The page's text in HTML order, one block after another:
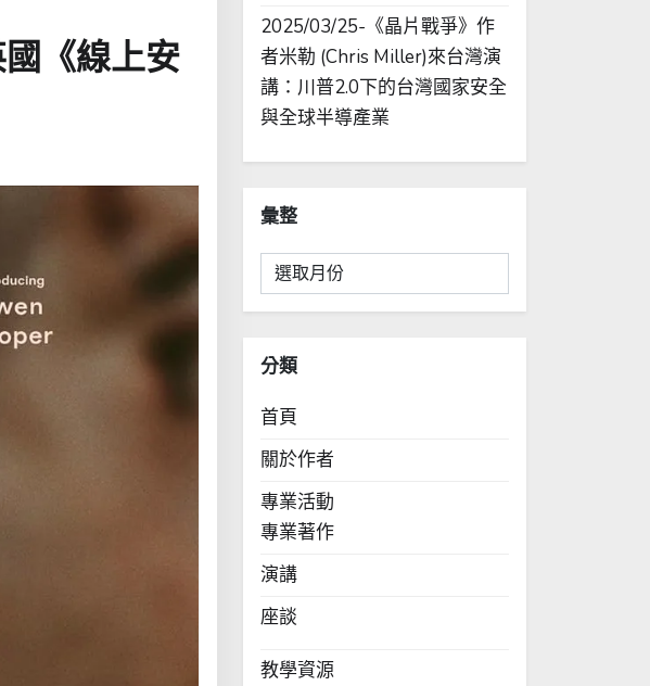
《線上安
2025/03/25-《晶片戰爭》作
者米勒 (Chris Miller)來台灣演
講：川普2.0下的台灣國家安全
與全球半導產業
彙整
彙
整
分類
首頁
關於作者
專業活動
專業著作
演講
座談
教學資源